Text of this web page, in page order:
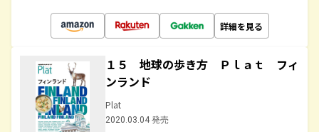
詳細を見る
１５ 地球の歩き方 Ｐｌａｔ フィ
ンランド
Plat
2020.03.04 発売